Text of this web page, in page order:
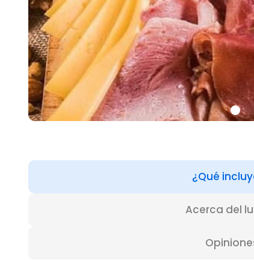
¿Qué
Acerca del